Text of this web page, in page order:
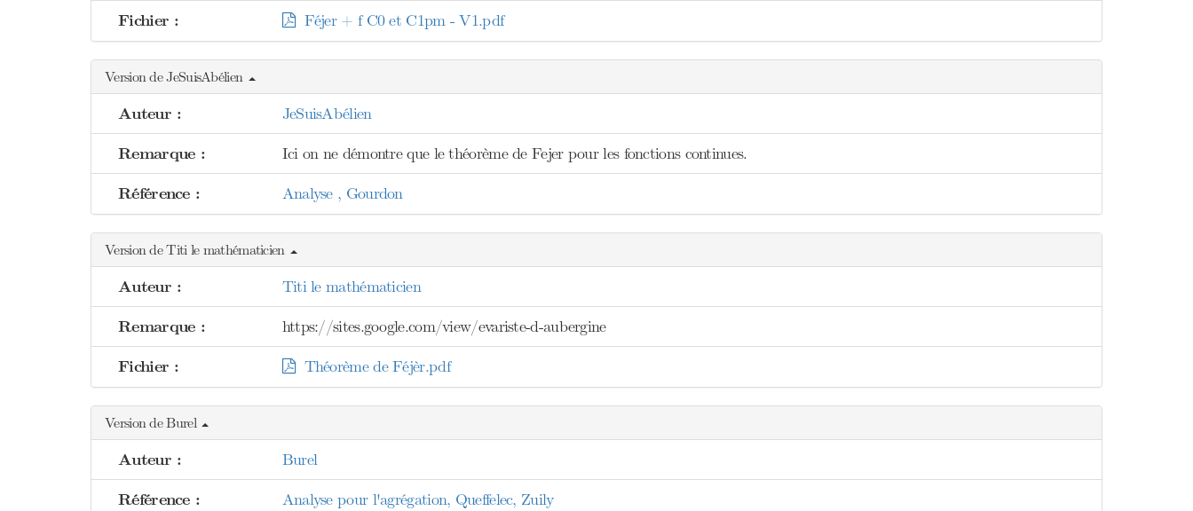
Fichier : Féjer + f C0 et C1pm - V1.pdf
Version de JeSuisAbélien
Auteur : JeSuisAbélien
Remarque : Ici on ne démontre que le théorème de Fejer pour les fonctions continues.
Référence : Analyse , Gourdon
Version de Titi le mathématicien
Auteur : Titi le mathématicien
Remarque : https://sites.google.com/view/evariste-d-aubergine
Fichier : Théorème de Féjèr.pdf
Version de Burel
Auteur : Burel
Référence : Analyse pour l'agrégation, Queffelec, Zuily